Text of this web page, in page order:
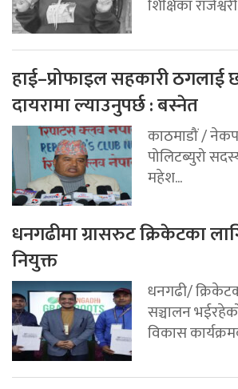
शिक्षिका
हाई–प्रोफाइल सहकारी ठगलाई
दायरामा ल्याउनुपर्छ : बस्नेत
काठमाडौं /
पोलिटब्युरो
महेश...
धनगढीमा ग्रासरुट क्रिकेटका
नियुक्त
धनगढी/
सञ्चालन
विकास